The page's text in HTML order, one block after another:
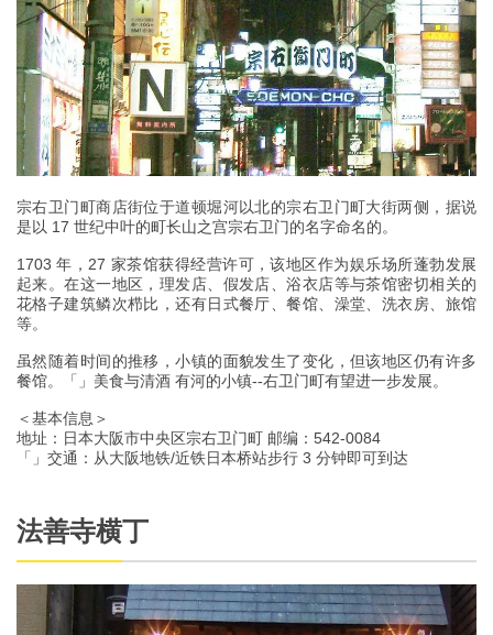
宗右卫门町商店街位于道顿堀河以北的宗右卫门町大街两侧，据说
是以 17 世纪中叶的町长山之宫宗右卫门的名字命名的。
1703 年，27 家茶馆获得经营许可，该地区作为娱乐场所蓬勃发展
起来。在这一地区，理发店、假发店、浴衣店等与茶馆密切相关的
花格子建筑鳞次栉比，还有日式餐厅、餐馆、澡堂、洗衣房、旅馆
等。
虽然随着时间的推移，小镇的面貌发生了变化，但该地区仍有许多
餐馆。「」美食与清酒 有河的小镇--右卫门町有望进一步发展。
＜基本信息＞
地址：日本大阪市中央区宗右卫门町 邮编：542-0084
「」交通：从大阪地铁/近铁日本桥站步行 3 分钟即可到达
法善寺横丁